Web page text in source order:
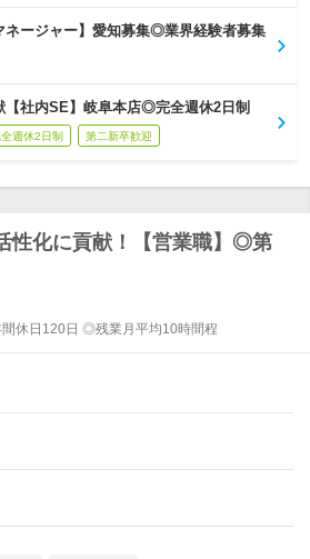
ネージャー】愛知募集◎業界経験者募集
【社内SE】岐阜本店◎完全週休2日制
週休2日制 第二新卒歓迎
性化に貢献！【営業職】◎第
休日120日 ◎残業月平均10時間程